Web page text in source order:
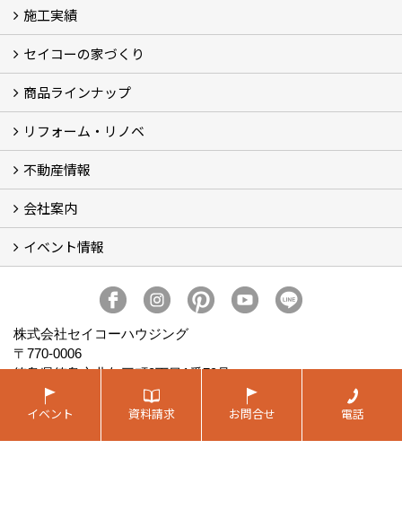
施工実績
フォトギャラリー
完工事例
お客様の声
セイコーの家づくり
家づくりコンセプト (2)
家づくりの特徴 (16)
□高性能住宅 (4)
□OMソーラーハウス (5)
□55歳からの家づくり
□わざわ座
□快適性 (4)
□光熱費 (3)
家づくりコラム
メンテナンス
商品ラインナップ
モデルハウス「Vita -ヴィータ-」
リノベーション モデルハウス「Crear -クレア-」
平屋の家
建築家とつくる家 (10)
リフォーム・リノベ
セイコーのリフォーム・リノベ
もっと知りたい、セイコーのリフォーム・リノベ
不動産情報
田宮・矢三の不動産ならセイコーハウジング
土地・中古住宅情報
賃貸情報
実家相続
ECOTOWN西矢三第3期・第4期分譲中
会社案内
会社概要
アクセス
スタッフ紹介
家づくりコラム
消費者志向自主宣言
ZEHビルダー2025年度実績報告書
SDGs宣言
リクルート
プライバシーポリシー
ご紹介キャンペーン
イベント情報
イベント予告
イベント報告
株式会社セイコーハウジング
〒770-0006
徳島県徳島市北矢三町3丁目1番79号
TEL：088-631-8236
FAX：088-631-8698
イベント 資料請求 お問合せ 電話